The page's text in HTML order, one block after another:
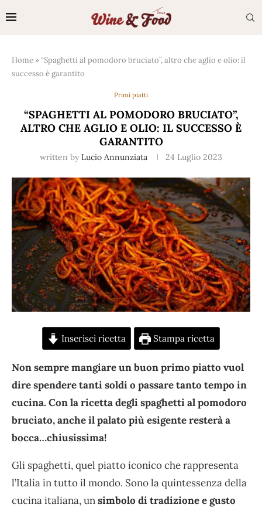
Home »“Spaghetti al pomodoro bruciato”, altro che aglio e olio: il
successo è garantito
Primi piatti
“SPAGHETTI AL POMODORO BRUCIATO”,
ALTRO CHE AGLIO E OLIO: IL SUCCESSO È
GARANTITO
written by Lucio Annunziata 24 Luglio 2023
Inserisci ricetta Stampa ricetta
Non sempre mangiare un buon primo piatto vuol
dire spendere tanti soldi o passare tanto tempo in
cucina. Con la ricetta degli spaghetti al pomodoro
bruciato, anche il palato più esigente resterà a
bocca…chiusissima!
Gli spaghetti, quel piatto iconico che rappresenta
l’Italia in tutto il mondo. Sono la quintessenza della
cucina italiana, unsimbolo di tradizione e gusto